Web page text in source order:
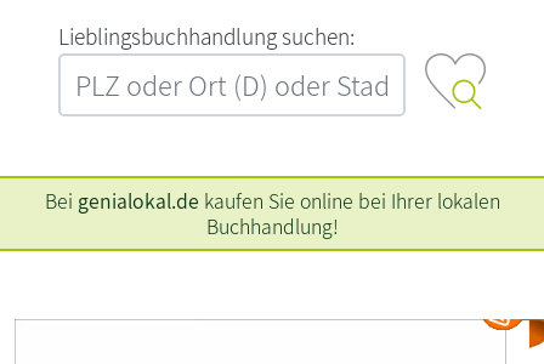
L‍i‍e‍b‍l‍i‍n‍g‍s‍b‍u‍c‍h‍h‍a‍n‍d‍l‍u‍n‍g‍ ‍s‍u‍c‍h‍e‍n‍:‍
Bei genialokal.de kaufen Sie online bei Ihrer lokalen
Buchhandlung!